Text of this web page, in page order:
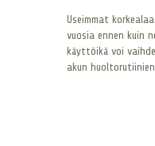
Useimmat
vuosia ennen kuin
käyttöikä voi
akun